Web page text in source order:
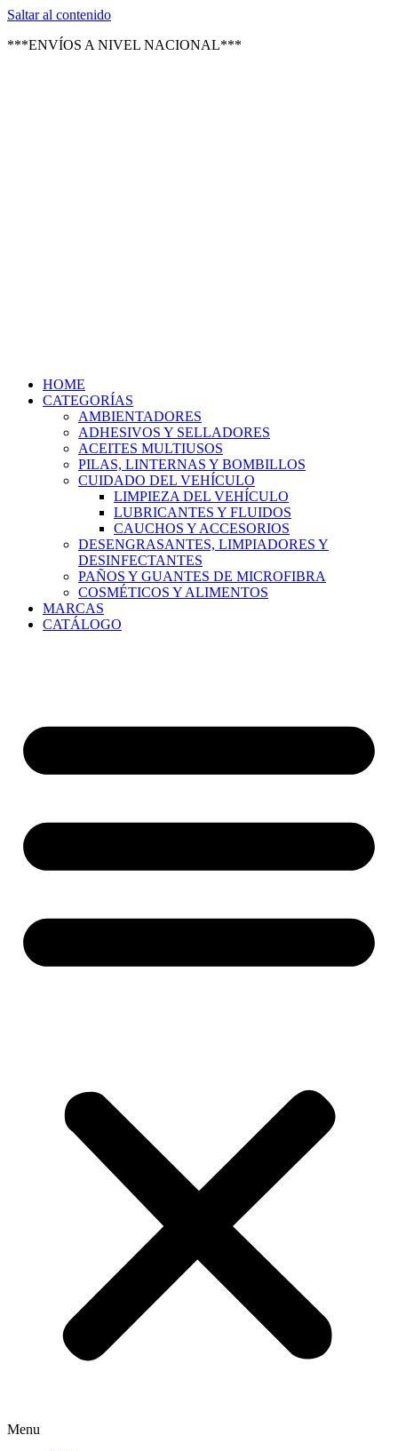
Texsal Venezuela –
Saltar al contenido
***ENVÍOS A NIVEL NACIONAL***
HOME
CATEGORÍAS
AMBIENTADORES
ADHESIVOS Y SELLADORES
ACEITES MULTIUSOS
PILAS, LINTERNAS Y BOMBILLOS
CUIDADO DEL VEHÍCULO
LIMPIEZA DEL VEHÍCULO
LUBRICANTES Y FLUIDOS
CAUCHOS Y ACCESORIOS
DESENGRASANTES, LIMPIADORES Y
DESINFECTANTES
PAÑOS Y GUANTES DE MICROFIBRA
COSMÉTICOS Y ALIMENTOS
MARCAS
CATÁLOGO
Menu